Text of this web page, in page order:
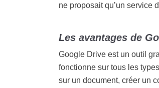
ne proposait qu’un service
Les avantages de
Google Drive est un outil
fonctionne sur tous les
sur un document, créer un